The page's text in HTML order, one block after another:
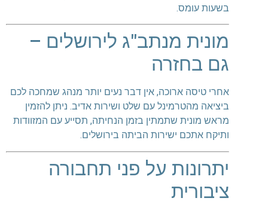
בשעות עומס.
מונית מנתב"ג לירושלים –
גם בחזרה
אחרי טיסה ארוכה, אין דבר נעים יותר מנהג שמחכה לכם
ביציאה מהטרמינל עם שלט ושירות אדיב. ניתן להזמין
מראש מונית שתמתין בזמן הנחיתה, תסייע עם המזוודות
ותיקח אתכם ישירות הביתה בירושלים.
יתרונות על פני תחבורה
ציבורית